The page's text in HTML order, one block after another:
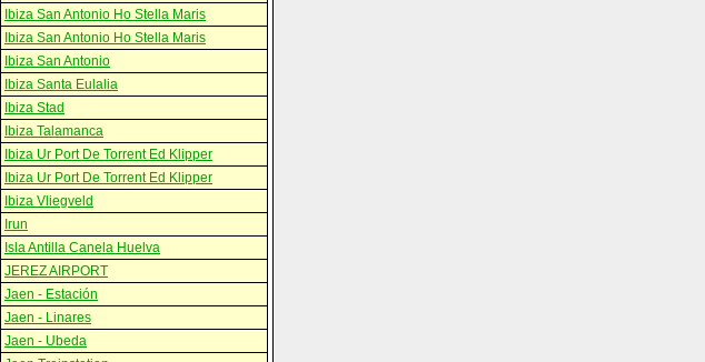
Ibiza San Antonio Ho Stella Maris
Ibiza San Antonio Ho Stella Maris
Ibiza San Antonio
Ibiza Santa Eulalia
Ibiza Stad
Ibiza Talamanca
Ibiza Ur Port De Torrent Ed Klipper
Ibiza Ur Port De Torrent Ed Klipper
Ibiza Vliegveld
Irun
Isla Antilla Canela Huelva
JEREZ AIRPORT
Jaen - Estación
Jaen - Linares
Jaen - Ubeda